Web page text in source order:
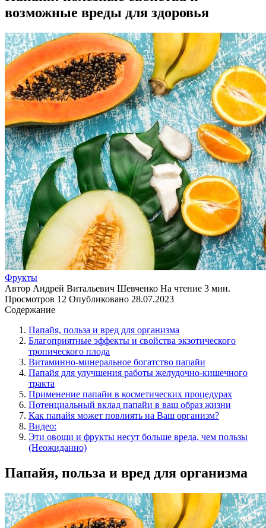
возможные вреды для здоровья
Фрукты
Автор Андрей Витальевич Шевченко На чтение 3 мин.
Просмотров 12 Опубликовано 28.07.2023
Содержание
Папайя, польза и вред для организма
Благоприятные эффекты и свойства экзотического
тропического плода
Витаминно-минеральное богатство папайи
Папайя для улучшения работы желудочно-кишечного
тракта
Применение папайи в косметических процедурах
Потенциальный вклад папайи в ваш образ жизни
Как папайя может повлиять на Ваш организм?
Видео:
Эти овощи и фрукты несут больше вреда, чем пользы
(Неожиданно)
Папайя, польза и вред для организма